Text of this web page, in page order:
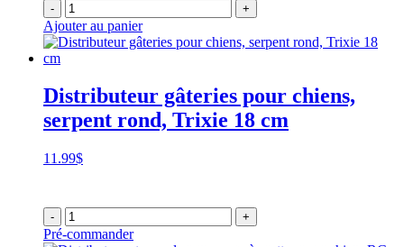
- +
Ajouter au panier
Distributeur gâteries pour chiens,
serpent rond, Trixie 18 cm
11.99$
- +
Pré-commander